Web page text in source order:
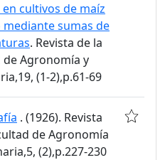
cultivos de maíz
sumas de
. Revista de la
de Agronomía y
(1-2),p.61-69
. (1926). Revista
de Agronomía
(2),p.227-230